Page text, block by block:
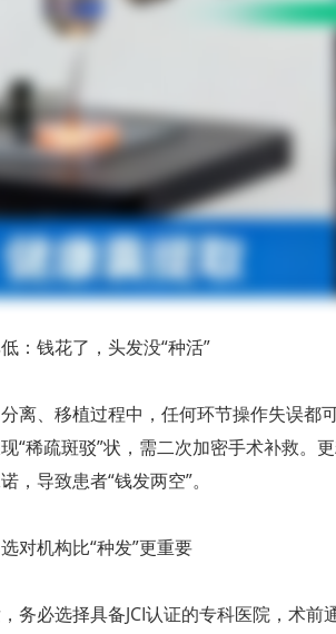
：钱花了，头发没“种活”
离、移植过程中，任何环节操作失误都
“稀疏斑驳”状，需二次加密手术补救。
，导致患者“钱发两空”。
对机构比“种发”更重要
务必选择具备JCI认证的专科医院，术